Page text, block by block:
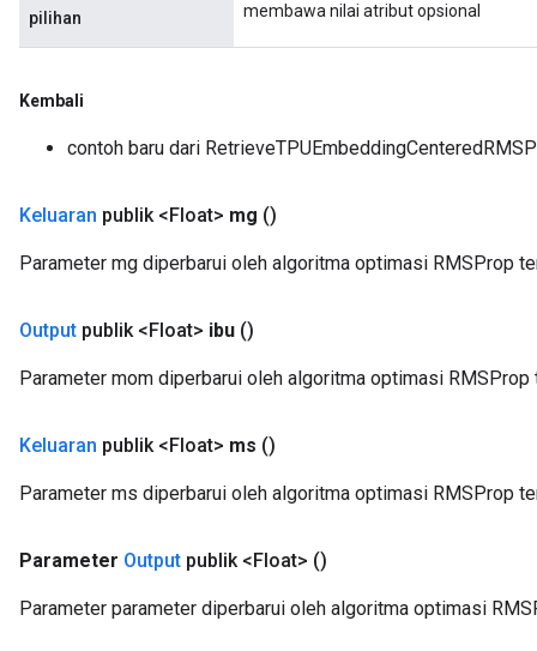
pilihan membawa nilai atribut opsional
Kembali
contoh baru dari
Keluaran publik <Float> mg ()
Parameter mg diperbarui oleh algoritma optimasi RMSProp
Output publik <Float> ibu ()
Parameter mom diperbarui oleh algoritma optimasi RMSProp
Keluaran publik <Float> ms ()
Parameter ms diperbarui oleh algoritma optimasi RMSProp
Parameter Output publik <Float> ()
Parameter parameter diperbarui oleh algoritma optimasi